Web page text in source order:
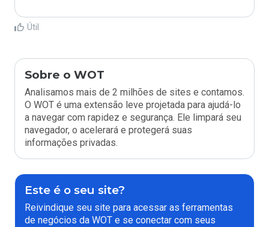
Útil
Sobre o WOT
Analisamos mais de 2 milhões de sites e contamos.
O WOT é uma extensão leve projetada para ajudá-lo
a navegar com rapidez e segurança. Ele limpará seu
navegador, o acelerará e protegerá suas
informações privadas.
Este é o seu site?
Reivindique seu site para acessar as ferramentas
de negócios da WOT e se conectar com seus